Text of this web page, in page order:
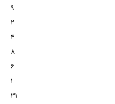
۹
۲
۴
۸
۶
۱
۳۱